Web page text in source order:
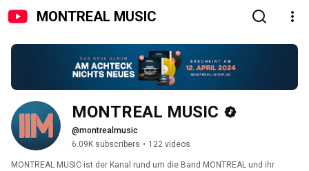
MONTREAL MUSIC
MONTREAL MUSIC
@montrealmusic
6.09K subscribers • 122 videos
MONTREAL MUSIC ist der Kanal rund um die Band MONTREAL und ihr